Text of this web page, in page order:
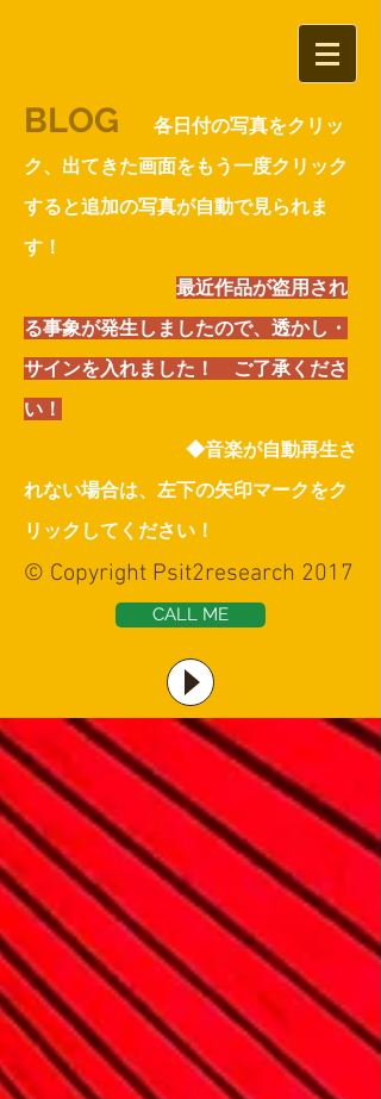
BLOG
各日付の写真をクリッ
ク、出てきた画面をもう一度クリック
すると追加の写真が自動で見られま
す！
最近作品が盗用され
る事象が発生しましたので、透かし・
サインを入れました！ ご了承くださ
い！
​ ◆音楽が自動再生さ
れない場合は、左下の矢印マークをク
リックしてください！
© Copyright Psit2research 2017
CALL ME